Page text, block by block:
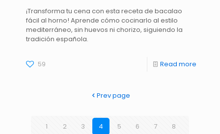
¡Transforma tu cena con esta receta de bacalao
fácil al horno! Aprende cómo cocinarlo al estilo
mediterráneo, sin huevos ni chorizo, siguiendo la
tradición española.
59 Read more
Prev page
1 2 3 4 5 6 7
8